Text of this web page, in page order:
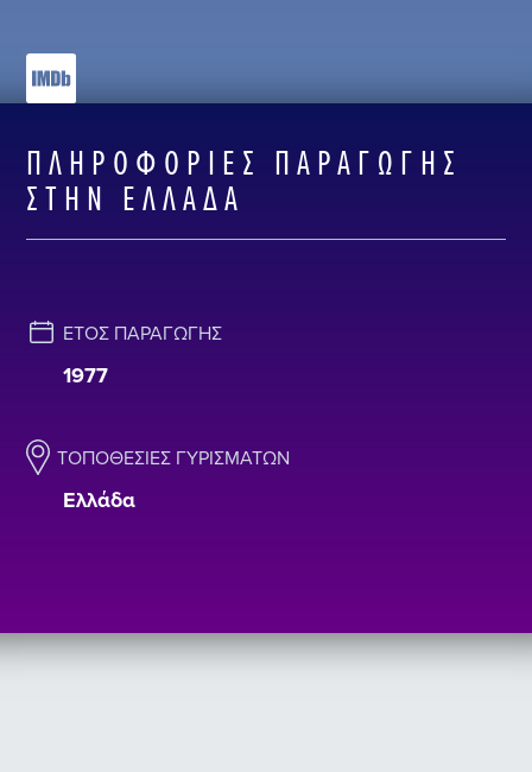
ΠΛΗΡΟΦΟΡΊΕΣ ΠΑΡΑΓΩΓΉΣ
ΣΤΗΝ ΕΛΛΆΔΑ
ΈΤΟΣ ΠΑΡΑΓΩΓΉΣ
1977
ΤΟΠΟΘΕΣΊΕΣ ΓΥΡΙΣΜΆΤΩΝ
Ελλάδα